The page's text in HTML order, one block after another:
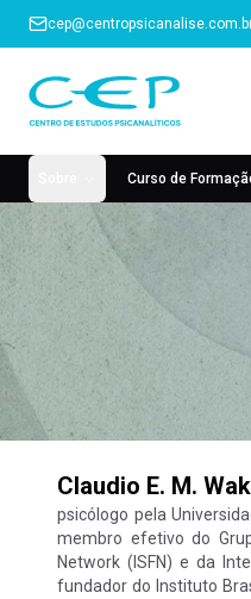
Curso de
Claudio E. M.
psicólogo pela
membro efetivo do
Network (ISFN) e da
fundador do Instituto